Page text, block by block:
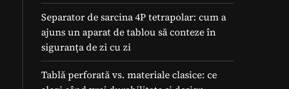
Separator de sarcina 4P tetrapolar: cum a
ajuns un aparat de tablou să conteze în
siguranța de zi cu zi
Tablă perforată vs. materiale clasice: ce